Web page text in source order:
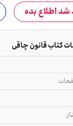
اطلاع بده
کتاب قانون چاقی